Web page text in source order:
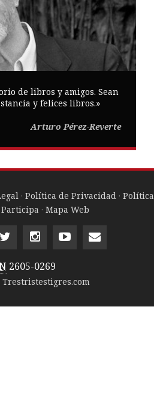
de libros y amigos. Sean
y felices libros.»
Arturo Pérez-Reverte
· Política de Privacidad · Política
Participa · Mapa Web
2605-0269
Trestristestigres.com